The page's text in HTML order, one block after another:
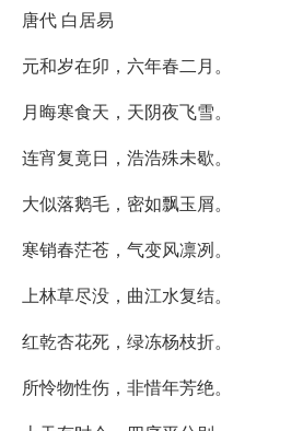
唐代 白居易
元和岁在卯，六年春二月。
月晦寒食天，天阴夜飞雪。
连宵复竟日，浩浩殊未歇。
大似落鹅毛，密如飘玉屑。
寒销春茫苍，气变风凛冽。
上林草尽没，曲江水复结。
红乾杏花死，绿冻杨枝折。
所怜物性伤，非惜年芳绝。